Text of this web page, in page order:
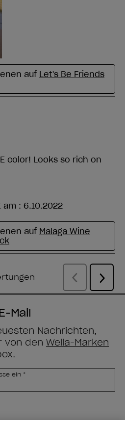
Mail
Nachrichten,
von den Wella-Marken
ein *